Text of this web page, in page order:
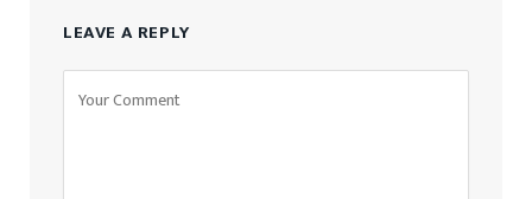
LEAVE A REPLY